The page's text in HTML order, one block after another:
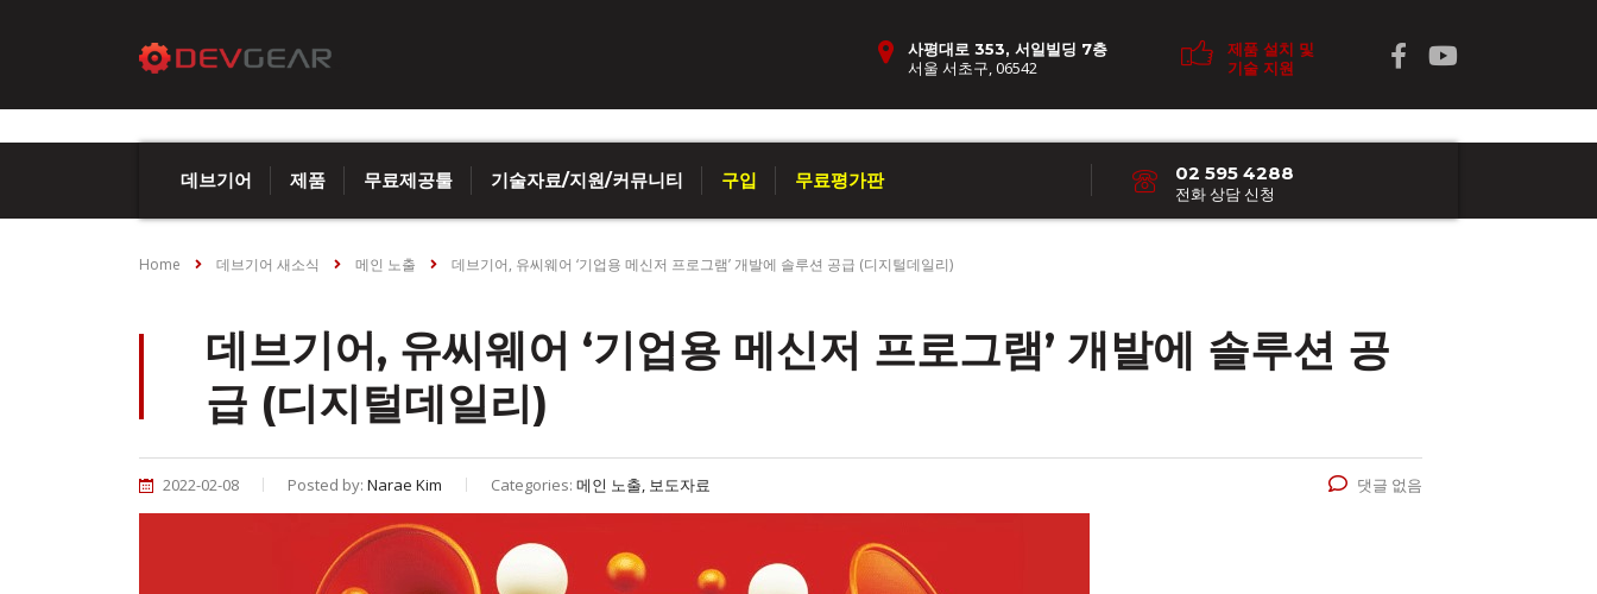
제품 설치 및
기술 지원
사평대로 353, 서일빌딩 7층
서울 서초구, 06542
데브기어 제품 무료제공툴 기술자료/지원/커뮤니티 구입 무료평가판 02 595 4288
전화 상담 신청
Home 데브기어 새소식 메인 노출 데브기어, 유씨웨어 ‘기업용 메신저 프로그램’ 개발에 솔루션 공급 (디지털데일리)
데브기어, 유씨웨어 ‘기업용 메신저 프로그램’ 개발에 솔루션 공
급 (디지털데일리)
2022-02-08 Posted by: Narae Kim Categories: 메인 노출, 보도자료 댓글 없음